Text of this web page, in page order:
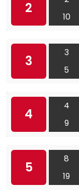
2
10
3
3
5
4
4
9
5
8
19